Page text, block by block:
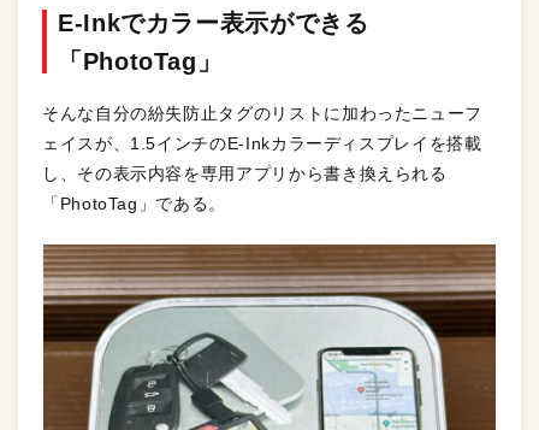
E-Inkでカラー表示ができる
「PhotoTag」
そんな自分の紛失防止タグのリストに加わったニューフ
ェイスが、1.5インチのE-Inkカラーディスプレイを搭載
し、その表示内容を専用アプリから書き換えられる
「PhotoTag」である。